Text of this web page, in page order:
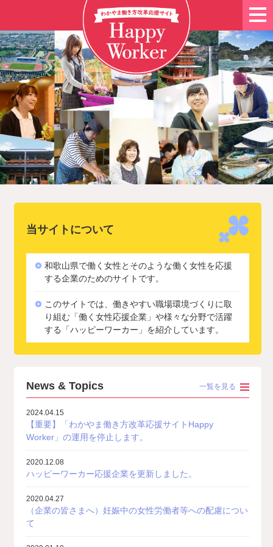
当サイトについて
和歌山県で働く女性とそのような働く女性を応援
する企業のためのサイトです。
このサイトでは、働きやすい職場環境づくりに取
り組む「働く女性応援企業」や様々な分野で活躍
する「ハッピーワーカー」を紹介しています。
News & Topics 一覧を見る
2024.04.15
【重要】「わかやま働き方改革応援サイトHappy
Worker」の運用を停止します。
2020.12.08
ハッピーワーカー応援企業を更新しました。
2020.04.27
（企業の皆さまへ）妊娠中の女性労働者等への配慮につい
て